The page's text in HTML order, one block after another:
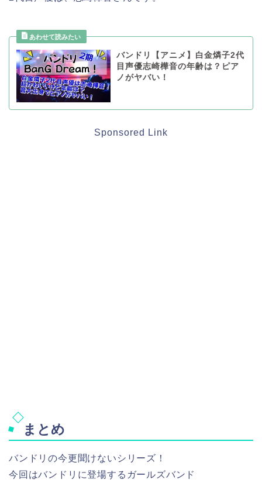
バンドリ【アニメ】白金燐子2代
目声優志崎樺音の年齢は？ピア
ノがヤバい！
Sponsored Link
まとめ
バンドリの今更聞けないシリーズ！
今回はバンドリに登場するガールズバンド